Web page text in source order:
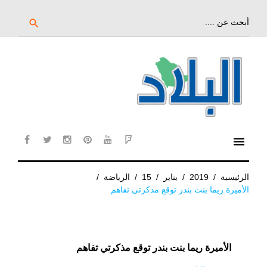
search
menu
الرئيسية /
2019
/ يناير /
15
/ الرياضة /
الأميرة ريما بنت بندر توقع مذكرتي تفاهم
الأميرة ريما بنت بندر توقع مذكرتي تفاهم